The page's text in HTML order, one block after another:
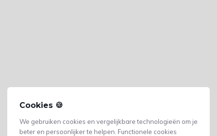
Cookies 🍪
We gebruiken cookies en vergelijkbare technologieën om je
beter en persoonlijker te helpen. Functionele cookies